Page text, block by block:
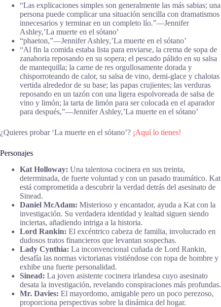
“Las explicaciones simples son generalmente las más sabias; una
persona puede complicar una situación sencilla con dramatismos
innecesarios y terminar en un completo lío.”―Jennifer
Ashley,’La muerte en el sótano’
“phaeton,”―Jennifer Ashley,’La muerte en el sótano’
“Al fin la comida estaba lista para enviarse, la crema de sopa de
zanahoria reposando en su sopera; el pescado pálido en su salsa
de mantequilla; la carne de res orgullosamente dorada y
chisporroteando de calor, su salsa de vino, demi-glace y chalotas
vertida alrededor de su base; las papas crujientes; las verduras
reposando en un tazón con una ligera espolvoreada de salsa de
vino y limón; la tarta de limón para ser colocada en el aparador
para después,”―Jennifer Ashley,’La muerte en el sótano’
¿Quieres probar ‘La muerte en el sótano’? ¡Aquí lo tienes!
Personajes
Kat Holloway: Una talentosa cocinera en sus treinta,
determinada, de fuerte voluntad y con un pasado traumático. Kat
está comprometida a descubrir la verdad detrás del asesinato de
Sinead.
Daniel McAdam: Misterioso y encantador, ayuda a Kat con la
investigación. Su verdadera identidad y lealtad siguen siendo
inciertas, añadiendo intriga a la historia.
Lord Rankin: El excéntrico cabeza de familia, involucrado en
dudosos tratos financieros que levantan sospechas.
Lady Cynthia: La inconvencional cuñada de Lord Rankin,
desafía las normas victorianas vistiéndose con ropa de hombre y
exhibe una fuerte personalidad.
Sinead: La joven asistente cocinera irlandesa cuyo asesinato
desata la investigación, revelando conspiraciones más profundas.
Mr. Davies: El mayordomo, amigable pero un poco perezoso,
proporciona perspectivas sobre la dinámica del hogar.